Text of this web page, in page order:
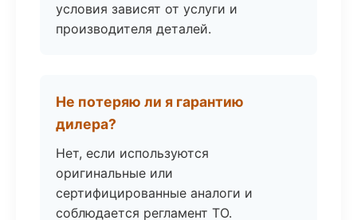
условия зависят от услуги и
производителя деталей.
Не потеряю ли я гарантию
дилера?
Нет, если используются
оригинальные или
сертифицированные аналоги и
соблюдается регламент ТО.